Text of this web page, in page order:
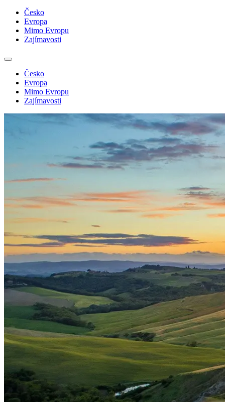
Česko
Evropa
Mimo Evropu
Zajímavosti
Česko
Evropa
Mimo Evropu
Zajímavosti